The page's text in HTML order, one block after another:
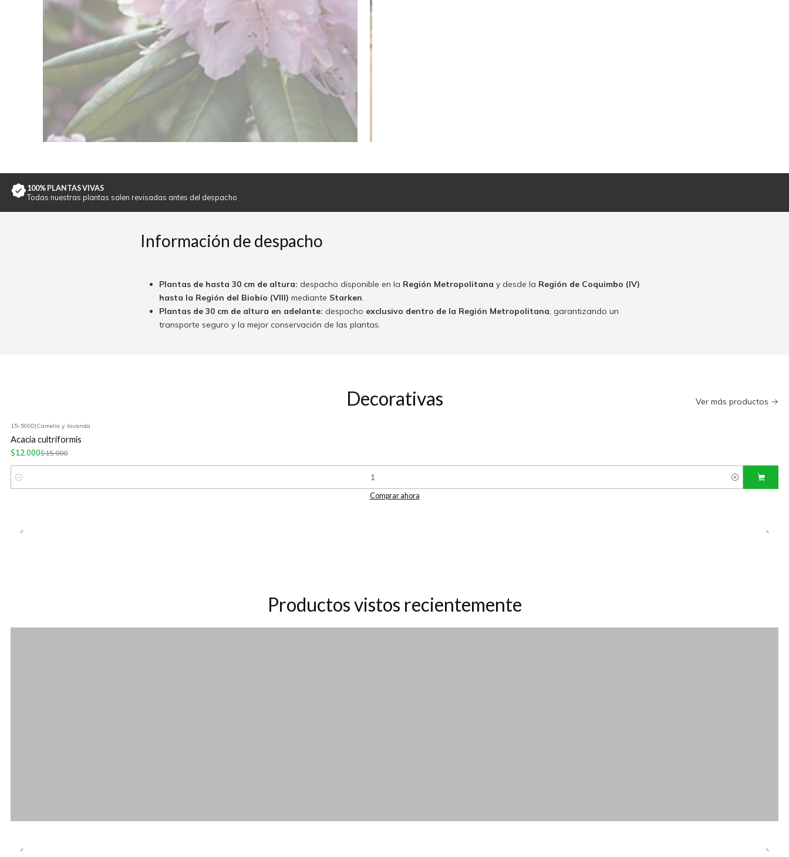
100% PLANTAS VIVAS
Todas nuestras plantas salen revisadas antes del despacho
Información de despacho
Plantas de hasta 30 cm de altura: despacho disponible en la Región Metropolitana y desde la Región de Coquimbo (IV)
hasta la Región del Biobío (VIII) mediante Starken.
Plantas de 30 cm de altura en adelante: despacho exclusivo dentro de la Región Metropolitana, garantizando un
transporte seguro y la mejor conservación de las plantas.
Decorativas Ver más productos
15-5000|Camelia y lavanda
Acacia cultriformis
$12.000$15.000
Cantidad
Comprar ahora
Productos vistos recientemente